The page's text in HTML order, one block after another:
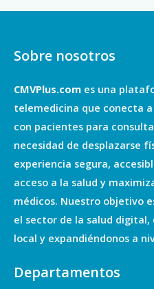
Sobre nosotros
CMVPlus.com es una
telemedicina que conecta
con pacientes para
necesidad de desplazarse
experiencia segura,
acceso a la salud y
médicos. Nuestro objetivo
el sector de la salud
local y expandiéndonos a
Departamentos